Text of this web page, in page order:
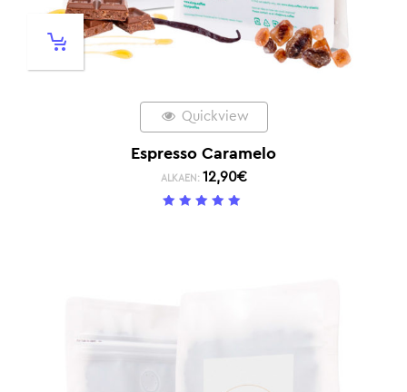
Quickview
Espresso Caramelo
ALKAEN: 12,90€